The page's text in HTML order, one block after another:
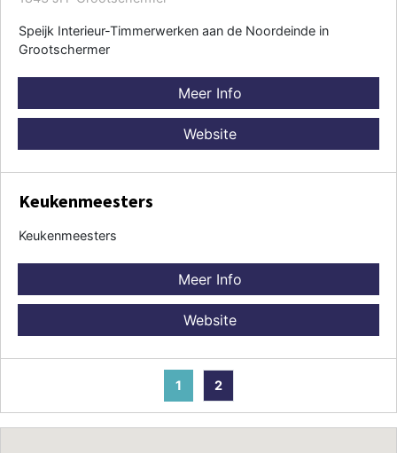
Speijk Interieur-Timmerwerken aan de Noordeinde in
Grootschermer
Meer Info
Website
Keukenmeesters
Keukenmeesters
Meer Info
Website
1 2